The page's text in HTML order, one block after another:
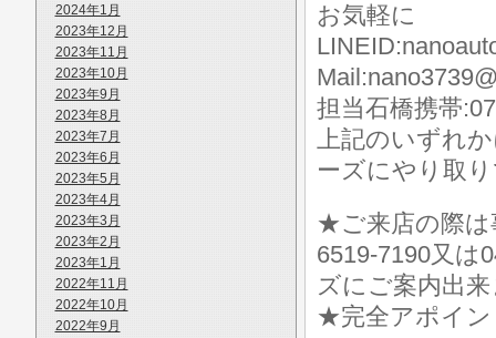
2024年1月
2023年12月
2023年11月
2023年10月
2023年9月
2023年8月
2023年7月
2023年6月
2023年5月
2023年4月
2023年3月
2023年2月
2023年1月
2022年11月
2022年10月
2022年9月
お気軽に
担当石橋携帯
上記のいずれ
ーズにやり取
★ご来店の際は
6519-7190又は
ズにご案内出
★完全アポイ